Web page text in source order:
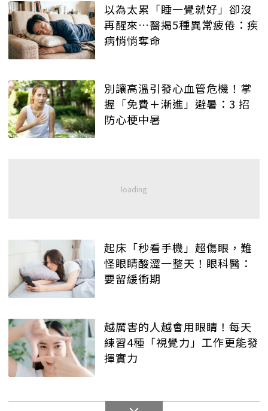
以為太累「睡一覺就好」卻沒
再醒來…醫揭5種異常疲倦：疾
病悄悄奪命
別讓高溫引發心血管危機！掌
握「免費＋漸進」避暑：3 招
防心梗中暑
起床「秒看手機」超傷眼，難
怪眼睛酸澀一整天！眼科醫：
要留緩衝期
越厲害的人越會用眼睛！每天
練習4種「視覺力」工作更能發
揮實力